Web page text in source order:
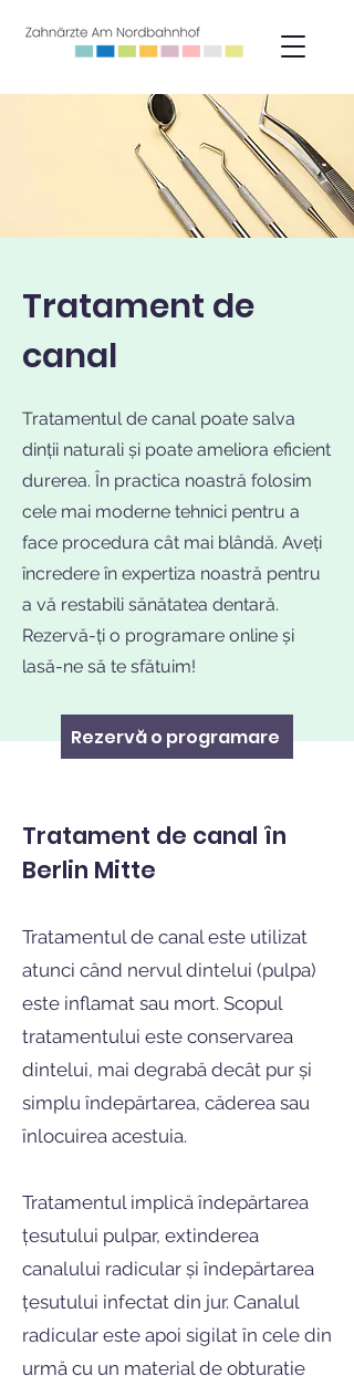
Tratament de
canal
Tratamentul de canal poate salva
dinții naturali și poate ameliora eficient
durerea. În practica noastră folosim
cele mai moderne tehnici pentru a
face procedura cât mai blândă. Aveți
încredere în expertiza noastră pentru
a vă restabili sănătatea dentară.
Rezervă-ți o programare online și
lasă-ne să te sfătuim!
Rezervă o programare
Tratament de canal în
Berlin Mitte
Tratamentul de canal este utilizat
atunci când nervul dintelui (pulpa)
este inflamat sau mort. Scopul
tratamentului este conservarea
dintelui, mai degrabă decât pur și
simplu îndepărtarea, căderea sau
înlocuirea acestuia.
Tratamentul implică îndepărtarea
țesutului pulpar, extinderea
canalului radicular și îndepărtarea
țesutului infectat din jur. Canalul
radicular este apoi sigilat în cele din
urmă cu un material de obturație